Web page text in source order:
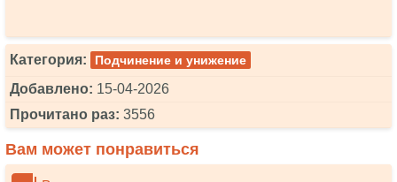
Категория: Подчинение и унижение
Добавлено: 15-04-2026
Прочитано раз: 3556
Вам может понравиться